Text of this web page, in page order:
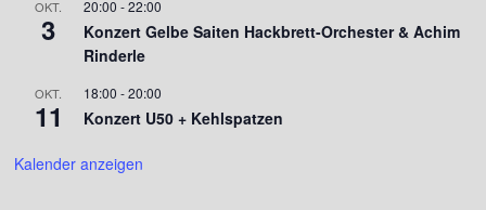
OKT.
3
20:00 -22:00
Konzert Gelbe Saiten Hackbrett-Orchester & Achim
Rinderle
OKT.
11
18:00 -20:00
Konzert U50 + Kehlspatzen
Kalender anzeigen